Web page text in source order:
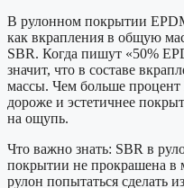
В рулонном покрытии
как вкрапления в общую
SBR. Когда пишут «50%
значит, что в составе
массы. Чем больше
дороже и эстетичнее
на ощупь.
Что важно знать: SBR в
покрытии не прокрашена в
рулон попытаться сделать